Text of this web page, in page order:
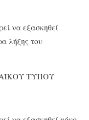
να εξασκηθεί
λήξης του
ΤΥΠΟΥ